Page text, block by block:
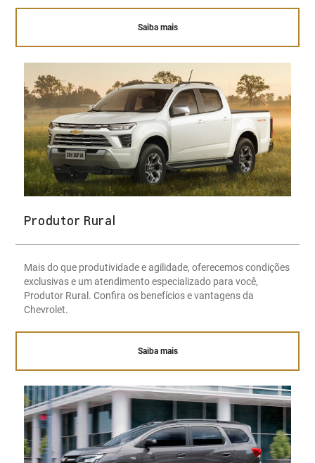
Saiba mais
Produtor Rural
Mais do que produtividade e agilidade, oferecemos condições
exclusivas e um atendimento especializado para você,
Produtor Rural. Confira os benefícios e vantagens da
Chevrolet.
Saiba mais